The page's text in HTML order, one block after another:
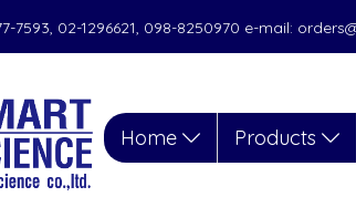
7593, 02-1296621, 098-8250970 e-mail:
Home Products